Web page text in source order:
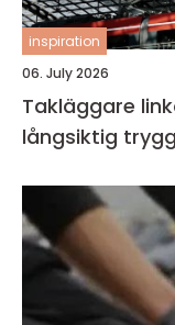
inspiration
06. July 2026
Takläggare linköping
långsiktig